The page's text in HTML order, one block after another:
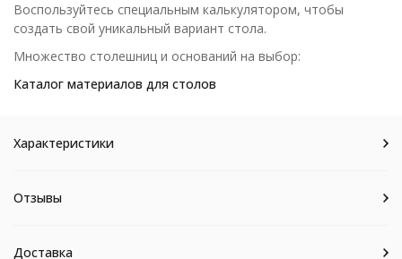
Воспользуйтесь специальным калькулятором, чтобы
создать свой уникальный вариант стола.
Множество столешниц и оснований на выбор:
Каталог материалов для столов
Характеристики
Отзывы
Доставка